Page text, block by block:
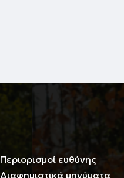
Περιορισμοί ευθύνης
Διαφημιστικά μηνύματα